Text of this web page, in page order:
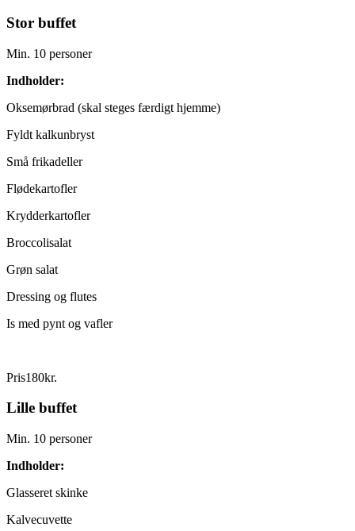
Stor buffet
Min. 10 personer
Indholder:
Oksemørbrad (skal steges færdigt hjemme)
Fyldt kalkunbryst
Små frikadeller
Flødekartofler
Krydderkartofler
Broccolisalat
Grøn salat
Dressing og flutes
Is med pynt og vafler
Pris180kr.
Lille buffet
Min. 10 personer
Indholder:
Glasseret skinke
Kalvecuvette